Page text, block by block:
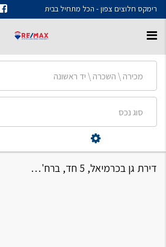
רימקס חלוצים צפון - הכל מתחיל בבית
מכירה \ השכרה \ יד ראשונה
סוג נכס
דירת גן בכרמיאל, 5 חד, ברח' הדס